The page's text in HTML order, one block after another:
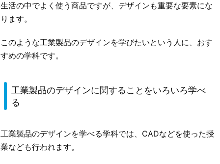
生活の中でよく使う商品ですが、デザインも重要な要素にな
ります。
このような工業製品のデザインを学びたいという人に、おす
すめの学科です。
工業製品のデザインに関することをいろいろ学べ
る
工業製品のデザインを学べる学科では、CADなどを使った授
業なども行われます。